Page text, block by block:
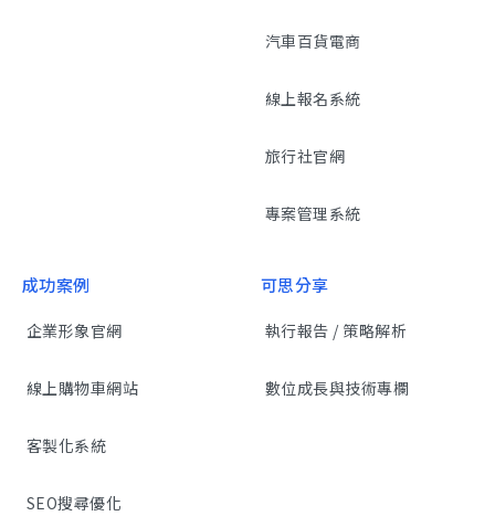
汽車百貨電商
線上報名系統
旅行社官網
專案管理系統
成功案例
企業形象官網
線上購物車網站
客製化系統
SEO搜尋優化
可思分享
執行報告 / 策略解析
數位成長與技術專欄